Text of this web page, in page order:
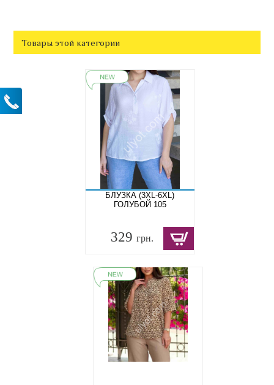
Товары этой категории
БЛУЗКА (3XL-6XL)
ГОЛУБОЙ 105
329 грн.